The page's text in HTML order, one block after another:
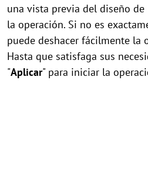
una vista previa del diseño
la operación. Si no es
puede deshacer fácilmente la
Hasta que satisfaga sus
"Aplicar" para iniciar la